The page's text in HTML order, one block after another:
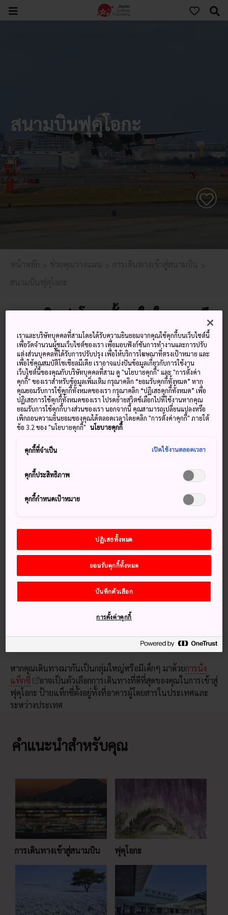
สนามบินฟุคุโอกะ
สนามบินฟุคุโอกะตั้งอยู่ในใจกลาง จึง
หมายความว่าเมื่อคุณรับสัมภาระแล้ว
คุณจะนั่งรถไฟไปยังฮากาตะใจกลาง
เมืองฟุคุโอกะได้โดยใช้เวลาเพียง 5
นาที
ฟุคุโอกะ คือเมืองที่ใหญ่ที่สุดบนเกาะคิวชู
ที่อยู่ทางตอนใต้
เป็นประตูสู่ความน่าตื่นตาตื่นใจทางวัฒนธรรมและเกาะที่มี
กิจกรรมทางภูมิศาสตร์ให้ทำมากมาย
รถไฟ
สถานีรถไฟใต้ดินเมืองฟุคุโอกะตั้งอยู่ภายในอาคารผู้โดยสารใน
ประเทศ รถไฟสายคุโกะจะพาคุณเข้าสู่ย่านหลักของเมืองอย่าง
กาตะ
และเทนจิน
โดยใช้เวลา 5 และ 11 นาทีตามลำดับ
ครอบคลุมทั่วบริเวณใกล้เคียง
รถบัส
มีป้ายรถบัสตั้งอยู่ทั้งที่อาคารผู้โดยสารระหว่างประเทศและใน
ประเทศ นอกจาก
บริการรถบัส
ไปยังพื้นที่ใกล้เคียงแล้ว ก็ยังมี
จังหวัดใกล้เคียง และแหล่งน้ำพุร้อน
โออิตะ
นางาซากิ
หากคุณเดินทางมากันเป็นกลุ่มใหญ่หรือมีเด็กๆ มาด้วยการนั่ง
แท็กซี่
อาจเป็นตัวเลือกการเดินทางที่ดีที่สุดของคุณในการเข้าสู่
ฟุคุโอกะ ป้ายแท็กซี่ตั้งอยู่ทั้งที่อาคารผู้โดยสารในประเทศและ
ระหว่างประเทศ
คำแนะนำสำหรับคุณ
การเดินทางเข้าสู่สนามบิน ฟุคุโอกะ
เราและบริษัทบุคคลที่สามโดยได้รับความยินยอมจากคุณใช้คุกกี้บนเว็บไซต์นี้
เพื่อวัดจำนวนผู้ชมเว็บไซต์ของเรา เพื่อมอบฟังก์ชันการทำงานและการปรับ
แต่งส่วนบุคคลที่ได้รับการปรับปรุง เพื่อให้บริการโฆษณาที่ตรงเป้าหมาย และ
เพื่อใช้คุณสมบัติโซเชียลมีเดีย เราอาจแบ่งปันข้อมูลเกี่ยวกับการใช้งาน
เว็บไซต์นี้ของคุณกับบริษัทบุคคลที่สาม ดู "นโยบายคุกกี้" และ "การตั้งค่า
คุกกี้" ของเราสำหรับข้อมูลเพิ่มเติม กรุณาคลิก “ยอมรับคุกกี้ทั้งหมด” หาก
คุณยอมรับการใช้คุกกี้ทั้งหมดของเรา กรุณาคลิก “ปฏิเสธคุกกี้ทั้งหมด” เพื่อ
ปฏิเสธการใช้คุกกี้ทั้งหมดของเรา โปรดย้ายสวิตช์เลือกไปที่ใช้งานหากคุณ
ยอมรับการใช้คุกกี้บางส่วนของเรา นอกจากนี้ คุณสามารถเปลี่ยนแปลงหรือ
เพิกถอนความยินยอมของคุณได้ตลอดเวลาโดยคลิก "การตั้งค่าคุกกี้" ภายใต้
ข้อ 3.2 ของ "นโยบายคุกกี้" นโยบายคุกกี้
คุกกี้ที่จำเป็น เปิดใช้งานตลอดเวลา
คุกกี้ประสิทธิภาพ
คุกกี้กำหนดเป้าหมาย
ปฏิเสธทั้งหมด
ยอมรับคุกกี้ทั้งหมด
บันทึกตัวเลือก
การตั้งค่าคุกกี้